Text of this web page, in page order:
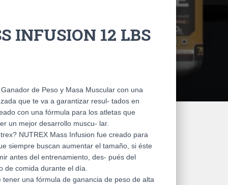
INFUSION 12 LBS
de Peso y Masa Muscular con una
que te va a garantizar resul- tados en
con una fórmula para los atletas que
un mejor desarrollo muscu- lar.
NUTREX Mass Infusion fue creado para
siempre buscan aumentar el tamaño, si éste
antes del entrenamiento, des- pués del
de comida durante el día.
una fórmula de ganancia de peso de alta